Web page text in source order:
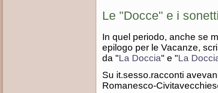
Le "Docce" e i
In quel periodo, anche se
epilogo per le Vacanze,
da "La Doccia" e "La
Su it.sesso.racconti
Romanesco-